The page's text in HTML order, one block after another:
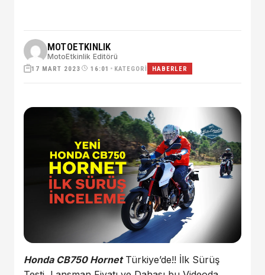
MOTOETKINLIK
MotoEtkinlik Editörü
17 MART 2023 16:01 • KATEGORI HABERLER
Honda CB750 HornetTürkiye’de!! İlk Sürüş